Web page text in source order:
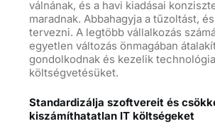
válnának, és a havi kiadásai
maradnak. Abbahagyja a tűzoltást,
tervezni. A legtöbb vállalkozás
egyetlen változás önmagában
gondolkodnak és kezelik
költségvetésüket.
Standardizálja szoftvereit és
kiszámíthatatlan IT költségeket